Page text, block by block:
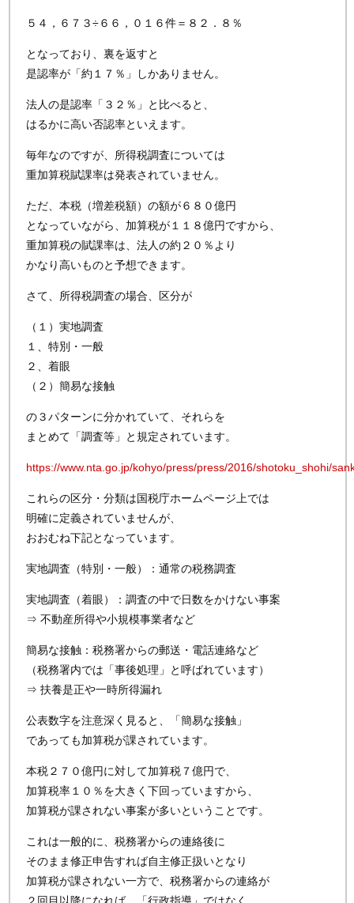
５４，６７３÷６６，０１６件＝８２．８％
となっており、裏を返すと
是認率が「約１７％」しかありません。
法人の是認率「３２％」と比べると、
はるかに高い否認率といえます。
毎年なのですが、所得税調査については
重加算税賦課率は発表されていません。
ただ、本税（増差税額）の額が６８０億円
となっていながら、加算税が１１８億円ですから、
重加算税の賦課率は、法人の約２０％より
かなり高いものと予想できます。
さて、所得税調査の場合、区分が
（１）実地調査
１、特別・一般
２、着眼
（２）簡易な接触
の３パターンに分かれていて、それらを
まとめて「調査等」と規定されています。
https://www.nta.go.jp/kohyo/press/press/2016/shotoku_shohi/
これらの区分・分類は国税庁ホームページ上では
明確に定義されていませんが、
おおむね下記となっています。
実地調査（特別・一般）：通常の税務調査
実地調査（着眼）：調査の中で日数をかけない事案
⇒ 不動産所得や小規模事業者など
簡易な接触：税務署からの郵送・電話連絡など
（税務署内では「事後処理」と呼ばれています）
⇒ 扶養是正や一時所得漏れ
公表数字を注意深く見ると、「簡易な接触」
であっても加算税が課されています。
本税２７０億円に対して加算税７億円で、
加算税率１０％を大きく下回っていますから、
加算税が課されない事案が多いということです。
これは一般的に、税務署からの連絡後に
そのまま修正申告すれば自主修正扱いとなり
加算税が課されない一方で、税務署からの連絡が